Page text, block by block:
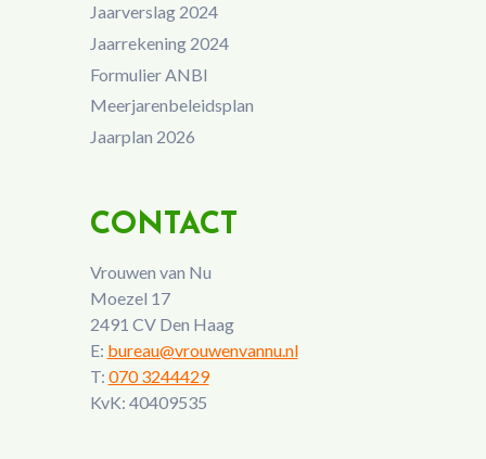
Jaarverslag 2024
Jaarrekening 2024
Formulier ANBI
Meerjarenbeleidsplan
Jaarplan 2026
CONTACT
Vrouwen van Nu
Moezel 17
2491 CV Den Haag
E: bureau@vrouwenvannu.nl
T: 070 3244429
KvK: 40409535